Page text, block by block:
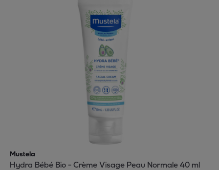
Mustela
Hydra Bébé Bio - Crème Visage Peau Normale 40 ml